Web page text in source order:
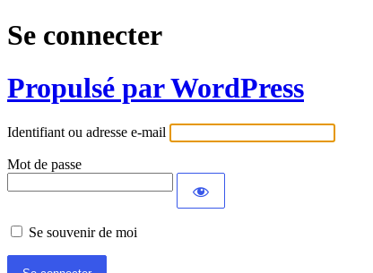
Se connecter
Propulsé par WordPress
Identifiant ou adresse e-mail
Mot de passe
Se souvenir de moi